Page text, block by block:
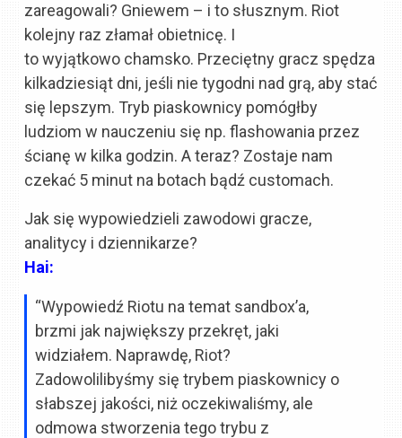
zareagowali? Gniewem – i to słusznym. Riot
kolejny raz złamał obietnicę. I
to wyjątkowo chamsko. Przeciętny gracz spędza
kilkadziesiąt dni, jeśli nie tygodni nad grą, aby stać
się lepszym. Tryb piaskownicy pomógłby
ludziom w nauczeniu się np. flashowania przez
ścianę w kilka godzin. A teraz? Zostaje nam
czekać 5 minut na botach bądź customach.
Jak się wypowiedzieli zawodowi gracze,
analitycy i dziennikarze?
Hai:
“Wypowiedź Riotu na temat sandbox’a,
brzmi jak największy przekręt, jaki
widziałem. Naprawdę, Riot?
Zadowolilibyśmy się trybem piaskownicy o
słabszej jakości, niż oczekiwaliśmy, ale
odmowa stworzenia tego trybu z